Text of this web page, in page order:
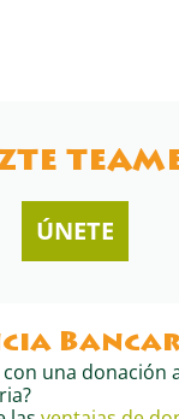
ÚNETE
una donación